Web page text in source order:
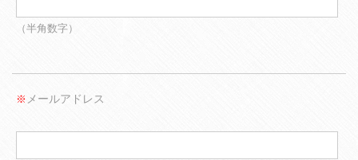
（半角数字）
※ メールアドレス